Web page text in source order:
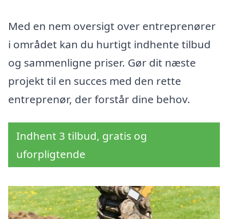
Med en nem oversigt over entreprenører
i området kan du hurtigt indhente tilbud
og sammenligne priser. Gør dit næste
projekt til en succes med den rette
entreprenør, der forstår dine behov.
Indhent 3 tilbud, gratis og
uforpligtende